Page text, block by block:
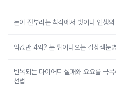
돈이 전부라는 착각에서 벗어나 인생
약값만 4억? 눈 튀어나오는 갑상샘눈
반복되는 다이어트 실패와 요요를 극
선법